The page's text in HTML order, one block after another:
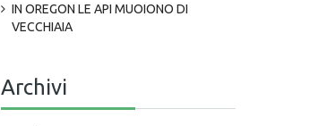
IN OREGON LE API MUOIONO DI
VECCHIAIA
Archivi